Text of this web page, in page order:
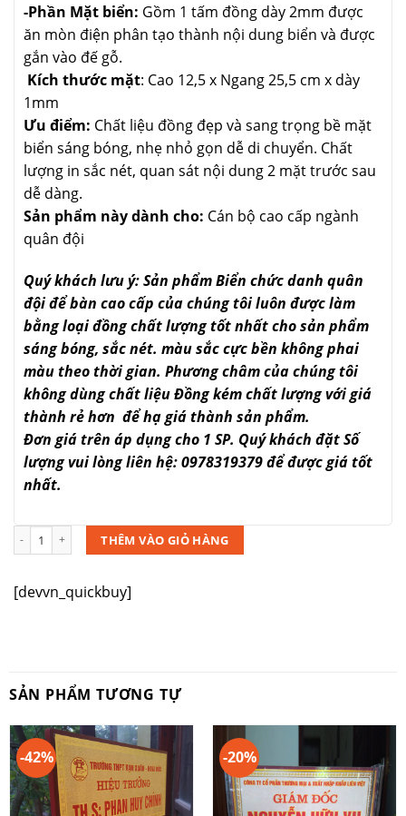
-Phần Mặt biển: Gồm 1 tấm đồng dày 2mm được
ăn mòn điện phân tạo thành nội dung biển và được
gắn vào đế gỗ.
Kích thước mặt: Cao 12,5 x Ngang 25,5 cm x dày
1mm
Ưu điểm: Chất liệu đồng đẹp và sang trọng bề mặt
biển sáng bóng, nhẹ nhỏ gọn dễ di chuyển. Chất
lượng in sắc nét, quan sát nội dung 2 mặt trước sau
dễ dàng.
Sản phẩm này dành cho: Cán bộ cao cấp ngành
quân đội
Quý khách lưu ý: Sản phẩm Biển chức danh quân
đội để bàn cao cấp của chúng tôi luôn được làm
bằng loại đồng chất lượng tốt nhất cho sản phẩm
sáng bóng, sắc nét. màu sắc cực bền không phai
màu theo thời gian. Phương châm của chúng tôi
không dùng chất liệu Đồng kém chất lượng với giá
thành rẻ hơn để hạ giá thành sản phẩm.
Đơn giá trên áp dụng cho 1 SP. Quý khách đặt Số
lượng vui lòng liên hệ: 0978319379 để được giá tốt
nhất.
THÊM VÀO GIỎ HÀNG
[devvn_quickbuy]
SẢN PHẨM TƯƠNG TỰ
-42% -20%